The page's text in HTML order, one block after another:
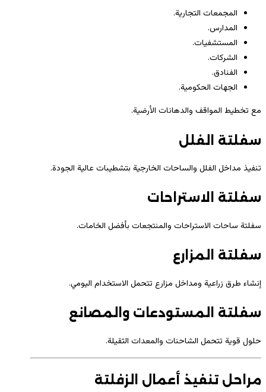
المجمعات التجارية.
المدارس.
المستشفيات.
الشركات.
الفنادق.
الجهات الحكومية.
مع تخطيط المواقف والدهانات الأرضية.
سفلتة الفلل
تنفيذ مداخل الفلل والساحات الخارجية بتشطيبات عالية الجودة.
سفلتة الاستراحات
سفلتة ساحات الاستراحات والمنتجعات بأفضل الخامات.
سفلتة المزارع
إنشاء طرق زراعية ومداخل مزارع تتحمل الاستخدام اليومي.
سفلتة المستودعات والمصانع
حلول قوية تتحمل الشاحنات والمعدات الثقيلة.
مراحل تنفيذ أعمال الزفلتة